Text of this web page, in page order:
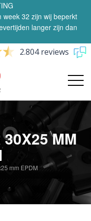
week 32 zijn wij beperkt
langer zijn dan
2.804 reviews
MM
mm EPDM